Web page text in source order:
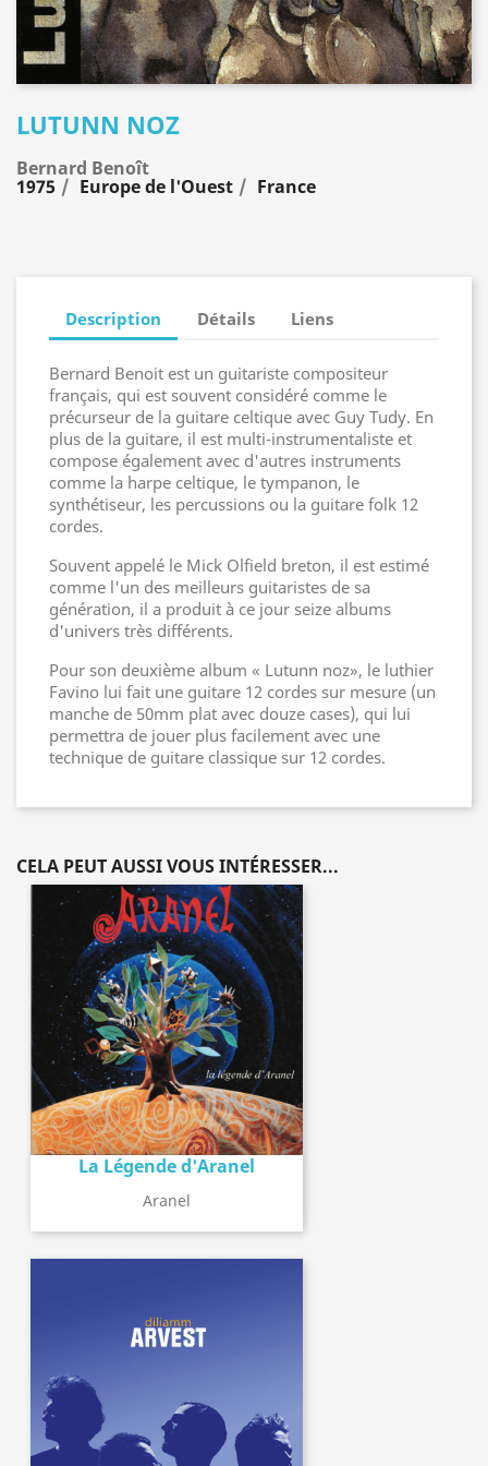
LUTUNN NOZ
Bernard Benoît
1975 Europe de l'Ouest France
Description Détails Liens
Bernard Benoit est un guitariste compositeur
français, qui est souvent considéré comme le
précurseur de la guitare celtique avec Guy Tudy. En
plus de la guitare, il est multi-instrumentaliste et
compose également avec d'autres instruments
comme la harpe celtique, le tympanon, le
synthétiseur, les percussions ou la guitare folk 12
cordes.
Souvent appelé le Mick Olfield breton, il est estimé
comme l'un des meilleurs guitaristes de sa
génération, il a produit à ce jour seize albums
d'univers très différents.
Pour son deuxième album « Lutunn noz», le luthier
Favino lui fait une guitare 12 cordes sur mesure (un
manche de 50mm plat avec douze cases), qui lui
permettra de jouer plus facilement avec une
technique de guitare classique sur 12 cordes.
CELA PEUT AUSSI VOUS INTÉRESSER...
La Légende d'Aranel
Aranel